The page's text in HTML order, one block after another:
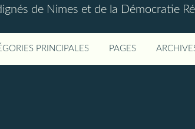
de Nimes et de la Démocratie
PRINCIPALES PAGES